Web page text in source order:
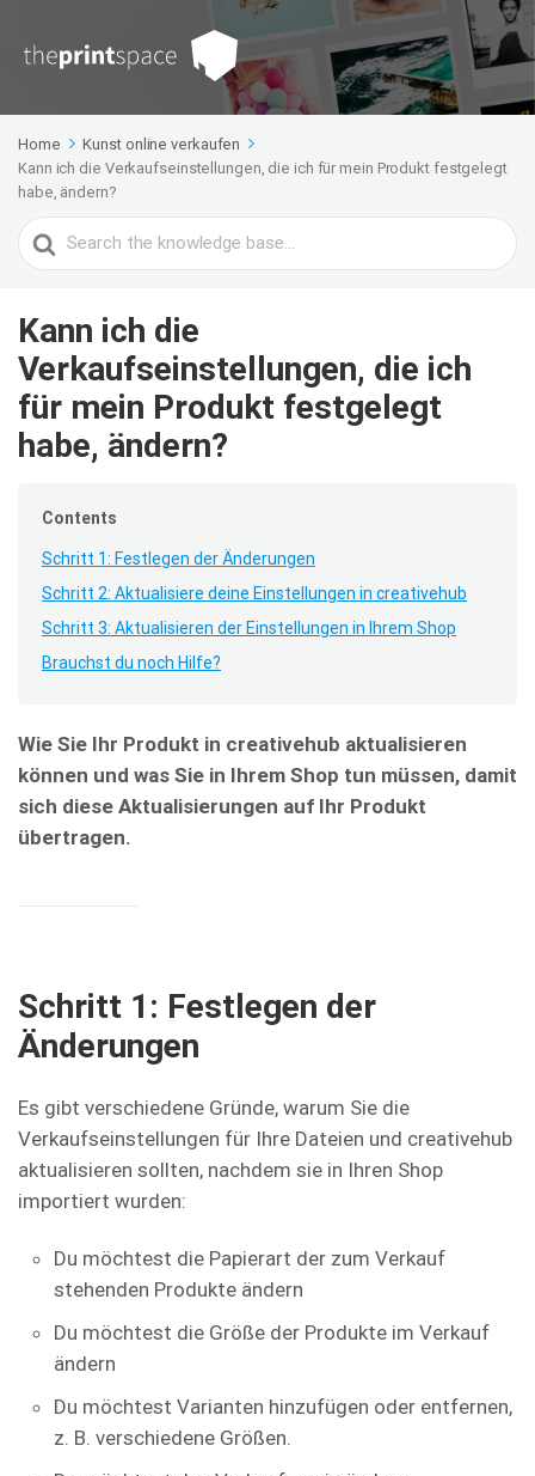
Home
Kunst online verkaufen
Kann ich die Verkaufseinstellungen, die ich für mein Produkt festgelegt
habe, ändern?
Search
For
Kann ich die
Verkaufseinstellungen, die ich
für mein Produkt festgelegt
habe, ändern?
Contents
Schritt 1: Festlegen der Änderungen
Schritt 2: Aktualisiere deine Einstellungen in creativehub
Schritt 3: Aktualisieren der Einstellungen in Ihrem Shop
Brauchst du noch Hilfe?
Wie Sie Ihr Produkt in creativehub aktualisieren
können und was Sie in Ihrem Shop tun müssen, damit
sich diese Aktualisierungen auf Ihr Produkt
übertragen.
Schritt 1: Festlegen der
Änderungen
Es gibt verschiedene Gründe, warum Sie die
Verkaufseinstellungen für Ihre Dateien und creativehub
aktualisieren sollten, nachdem sie in Ihren Shop
importiert wurden:
Du möchtest die Papierart der zum Verkauf
stehenden Produkte ändern
Du möchtest die Größe der Produkte im Verkauf
ändern
Du möchtest Varianten hinzufügen oder entfernen,
z. B. verschiedene Größen.